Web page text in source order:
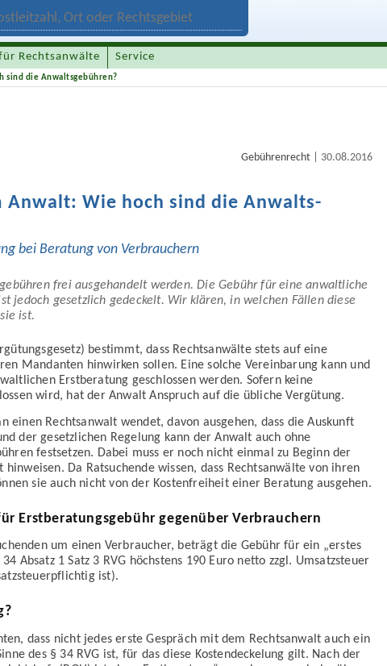
Rechtsanwälte Service
sind die Anwaltsgebühren?
Gebührenrecht| 30.08.2016
Anwalt: Wie hoch sind die Anwalts­
bei Beratung von Verbrauchern
frei aus­gehandelt werden. Die Gebühr für eine anwaltliche
jedoch gesetzlich gedeckelt. Wir klären, in welchen Fällen diese
ist.
bestimmt, dass Rechts­anwälte stets auf eine
Mandanten hinwirken sollen. Eine solche Vereinbarung kann und
Erst­beratung geschlossen werden. Sofern keine
wird, hat der Anwalt Anspruch auf die übliche Vergütung.
einen Rechtsanwalt wendet, davon ausgehen, dass die Auskunft
der gesetzlichen Regelung kann der Anwalt auch ohne
festsetzen. Dabei muss er noch nicht einmal zu Beginn der
Da Ratsuchende wissen, dass Rechts­anwälte von ihren
sie auch nicht von der Kosten­freiheit einer Beratung ausgehen.
Erstberatungsgebühr gegenüber Verbrauchern
um einen Verbraucher, beträgt die Gebühr für ein „erstes
Absatz 1 Satz 3 RVG höchstens 190 Euro netto zzgl. Umsatz­steuer
ist).
dass nicht jedes erste Gespräch mit dem Rechtsanwalt auch ein
des § 34 RVG ist, für das diese Kosten­deckelung gilt. Nach der